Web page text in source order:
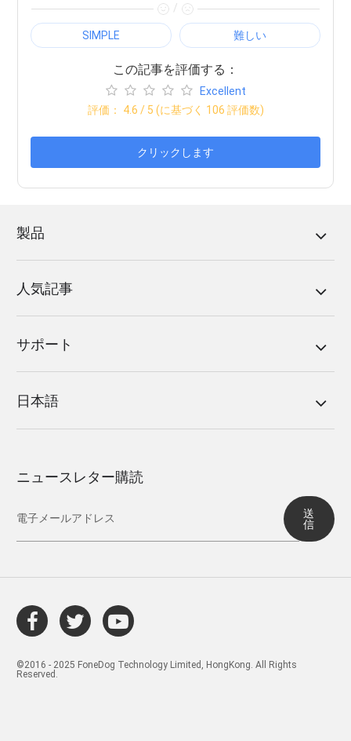
/
SIMPLE 難しい
この記事を評価する：
Excellent
評価： 4.6 / 5 (に基づく 106 評価数)
クリックします
製品
人気記事
サポート
日本語
ニュースレター購読
送
信
©2016 - 2025 FoneDog Technology Limited, HongKong. All Rights
Reserved.